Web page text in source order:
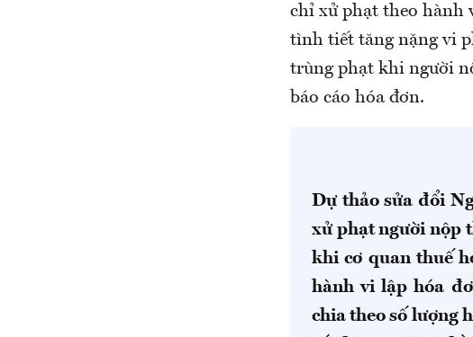
chỉ xử phạt theo hành
tình tiết tăng nặng vi
trùng phạt khi người
báo cáo hóa đơn.
Dự thảo sửa đổi
xử phạt người nộp
khi cơ quan thuế
hành vi lập hóa
chia theo số lượng